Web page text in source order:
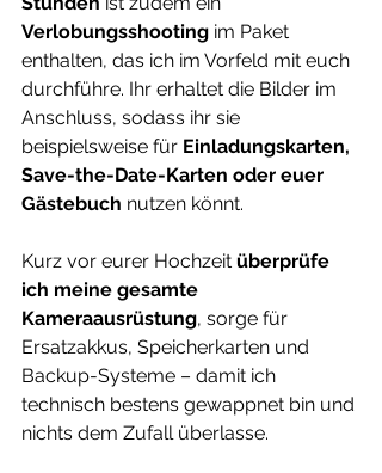
Verlobungsshooting im Paket
enthalten, das ich im Vorfeld mit euch
durchführe. Ihr erhaltet die Bilder im
Anschluss, sodass ihr sie
beispielsweise für Einladungskarten,
Save-the-Date-Karten oder euer
Gästebuch nutzen könnt.
Kurz vor eurer Hochzeit überprüfe
ich meine gesamte
Kameraausrüstung, sorge für
Ersatzakkus, Speicherkarten und
Backup-Systeme – damit ich
technisch bestens gewappnet bin und
nichts dem Zufall überlasse.